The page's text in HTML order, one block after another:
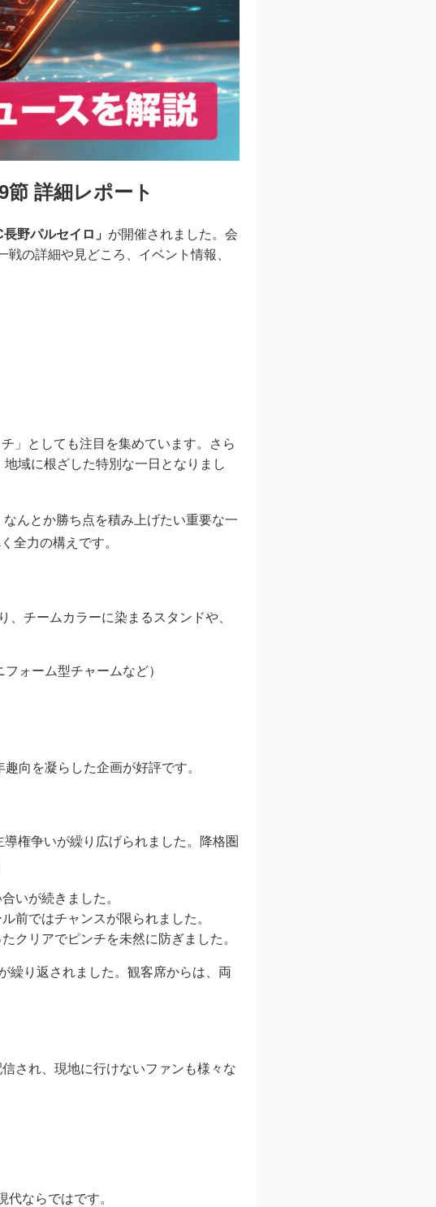
詳細レポート
野パルセイロ」 が開催されました。会
の詳細や見どころ、イベント情報、
」としても注目を集めています。さら
域に根ざした特別な一日となりまし
んとか勝ち点を積み上げたい重要な一
全力の構えです。
チームカラーに染まるスタンドや、
ォーム型チャームなど）
向を凝らした企画が好評です。
権争いが繰り広げられました。降格圏
いが続きました。
前ではチャンスが限られました。
クリアでピンチを未然に防ぎました。
繰り返されました。観客席からは、両
され、現地に行けないファンも様々な
代ならではです。